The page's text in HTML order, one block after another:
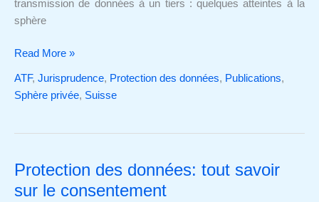
transmission de données à un tiers : quelques atteintes à la
sphère
Read More »
ATF, Jurisprudence, Protection des données, Publications,
Sphère privée, Suisse
Protection des données: tout savoir
sur le consentement
Protection
des